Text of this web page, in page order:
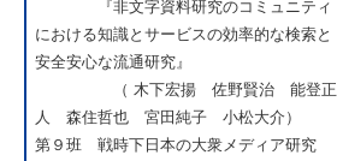
『非文字資料研究のコミュニティ
における知識とサービスの効率的な検索と
安全安心な流通研究』
（ 木下宏揚 佐野賢治 能登正
人 森住哲也 宮田純子 小松大介）
第９班 戦時下日本の大衆メディア研究